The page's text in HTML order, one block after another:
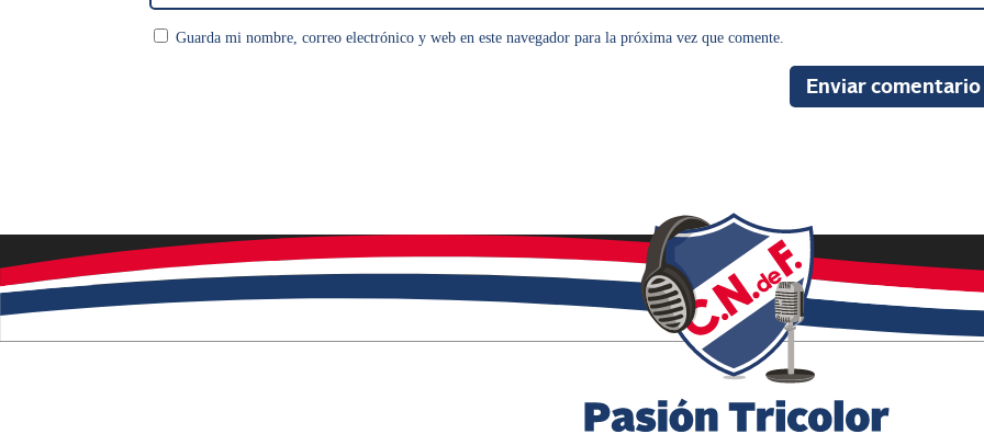
Guarda mi nombre, correo electrónico y web en este navegador para la próxima vez que comente.